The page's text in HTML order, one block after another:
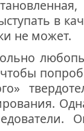
в
не может.